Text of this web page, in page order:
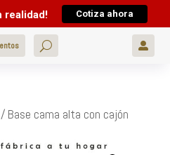
realidad! Cotiza ahora

/ Base cama alta con cajón